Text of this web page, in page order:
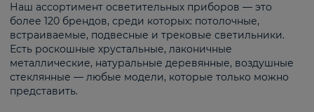
Наш ассортимент осветительных приборов — это
более 120 брендов, среди которых: потолочные,
встраиваемые, подвесные и трековые светильники.
Есть роскошные хрустальные, лаконичные
металлические, натуральные деревянные, воздушные
стеклянные — любые модели, которые только можно
представить.